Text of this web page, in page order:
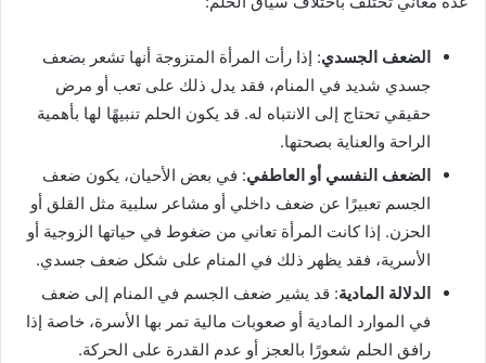
الضعف الجسدي: إذا رأت المرأة المتزوجة أنها تشعر بضعف
جسدي شديد في المنام، فقد يدل ذلك على تعب أو مرض
حقيقي تحتاج إلى الانتباه له. قد يكون الحلم تنبيهًا لها بأهمية
الراحة والعناية بصحتها.
الضعف النفسي أو العاطفي: في بعض الأحيان، يكون ضعف
الجسم تعبيرًا عن ضعف داخلي أو مشاعر سلبية مثل القلق أو
الحزن. إذا كانت المرأة تعاني من ضغوط في حياتها الزوجية أو
الأسرية، فقد يظهر ذلك في المنام على شكل ضعف جسدي.
الدلالة المادية: قد يشير ضعف الجسم في المنام إلى ضعف
في الموارد المادية أو صعوبات مالية تمر بها الأسرة، خاصة إذا
رافق الحلم شعورًا بالعجز أو عدم القدرة على الحركة.